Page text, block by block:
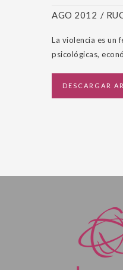
AGO 2012 /
La violencia es un
psicológicas,
DESCARGAR